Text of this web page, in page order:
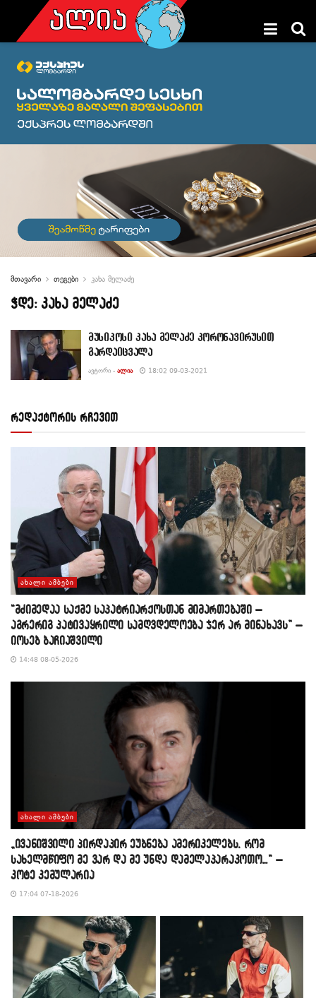
მთავარი თეგები კახა მელაძე
ჭდე: კახა მელაძე
მუსიკოსი კახა მელაძე კორონავირუსით
გარდაიცვალა
ᲐᲕᲢᲝᲠᲘ - ᲐᲚᲘᲐ 18:02 09-03-2021
რედაქტორის რჩევით
ᲐᲮᲐᲚᲘ ᲐᲛᲑᲔᲑᲘ
“მძიმედაა საქმე საპატრიარქოსთან მიმართებაში –
აგრერიგ პატივაყრილი სამღვდელოება ჯერ არ მინახავს” –
იოსებ ბაჩიაშვილი
14:48 08-05-2026
ᲐᲮᲐᲚᲘ ᲐᲛᲑᲔᲑᲘ
„ივანიშვილი პირდაპირ ეუბნება ამერიკელებს, რომ
სახელმწიფო მე ვარ და მე უნდა დამელაპარაკოთო…“ –
კოტე კემულარია
17:04 07-18-2026